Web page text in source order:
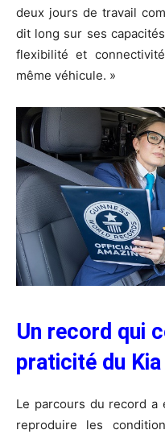
deux jours de travail
dit long sur ses
flexibilité et
même véhicule. »
Un record qui
praticité du
Le parcours du record a
reproduire les